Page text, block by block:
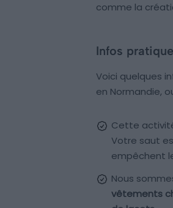
comme la
Infos
Voici quelques
en Normandie,
Cette
Votre saut
empêchent
Nous
vêtements